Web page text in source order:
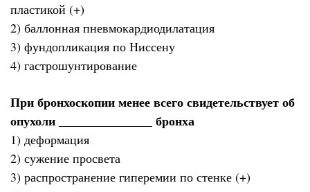
пластикой (+)
2) баллонная пневмокардиодилатация
3) фундопликация по Ниссену
4) гастрошунтирование
При бронхоскопии менее всего свидетельствует об
опухоли _______________ бронха
1) деформация
2) сужение просвета
3) распространение гиперемии по стенке (+)